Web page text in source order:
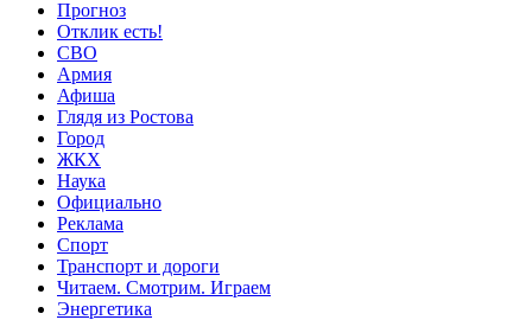
Прогноз
Отклик есть!
СВО
Армия
Афиша
Глядя из Ростова
Город
ЖКХ
Наука
Официально
Реклама
Спорт
Транспорт и дороги
Читаем. Смотрим. Играем
Энергетика